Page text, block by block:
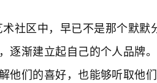
社区中，早已不是那个默默
逐渐建立起自己的个人品牌
他们的喜好，也能够听取他